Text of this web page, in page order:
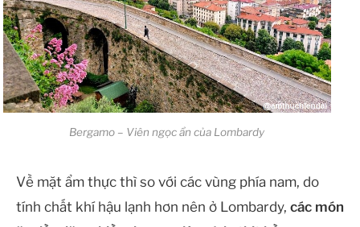
Bergamo – Viên ngọc ẩn của Lombardy
Về mặt ẩm thực thì so với các vùng phía nam, do
tính chất khí hậu lạnh hơn nên ở Lombardy, các món